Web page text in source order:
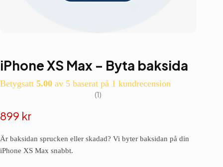
iPhone XS Max – Byta baksida
Betygsatt 5.00 av 5 baserat på 1 kundrecension
1
899 kr
Är baksidan sprucken eller skadad? Vi byter baksidan på din
iPhone XS Max snabbt.